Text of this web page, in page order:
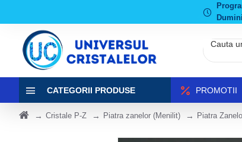
CATEGORII PRODUSE PROMOTII
Cristale P-Z Piatra zanelor (Menilit) Piatra